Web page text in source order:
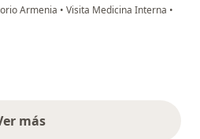
Armenia • Visita Medicina Interna •
más
opiniones anteriores